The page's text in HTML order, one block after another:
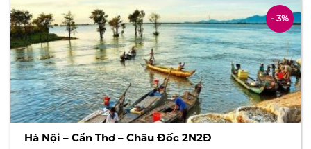
- 3%
Hà Nội – Cần Thơ – Châu Đốc 2N2Đ